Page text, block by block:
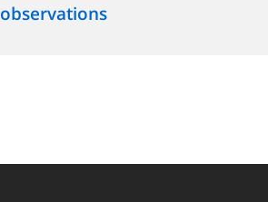
observations